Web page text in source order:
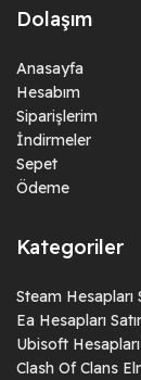
Dolaşım
Anasayfa
Hesabım
Siparişlerim
İndirmeler
Sepet
Ödeme
Kategoriler
Steam Hesapları
Ea Hesapları
Ubisoft Hesapları
Clash Of Clans